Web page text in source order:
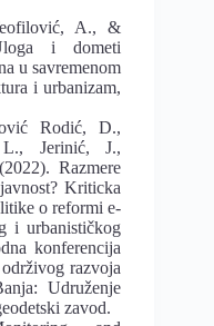
A., &
i dometi
u savremenom
i urbanizam,
Rodić, D.,
Jerinić, J.,
Razmere
Kriticka
o reformi e-
i urbanističkog
konferencija
razvoja
Udruženje
zavod.